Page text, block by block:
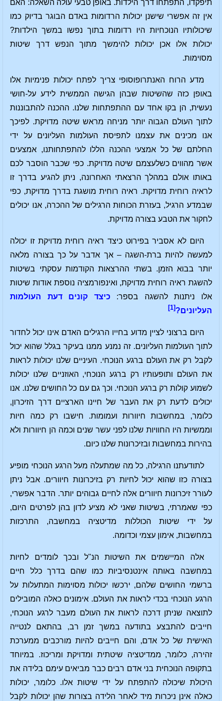
תיפקדו, התפתחו דרך הילדות. באופן טבעי עולה השאלה: האם
אין זה אפשרי שישנן יכולות הרדומות באדם הבוגר בדיוק כמו
שיכולותיו הנוכחיות היו רדומות בתוך נפשו במשך הילדות?
יכולות אלו אכן יכולות להימשך מתוך הנפש דרך שיטות
מסוימות.
מדע הרוח האנתרופוסופי צריך לפתח יכולות פנימיות אלו
באופן כזה שהשיטות שבהן הגישה הממשית לידע על-חושי
נעשית, הן בקו אחד עם ההתפתחות שלנו. ההכנה להתבוננות
לתוך העולם הגבוה יותר מניחה מראש שיטה מדויקת. לפיכך
אנו מכינים את עצמנו לתפיסת העולמות העליונים על ידי
החלתם של כל אמצעי ההכנה הללו להתפתחותנו, אמצעים
אשר מהווים כשלעצמם שיטה מדויקת. כפי שכבר הוסבר לכם
באותו אולם במהלך הרצאתי האחרונה, ניתן להגיע בדרך זו
לראיה רוחית מדויקת. ראיה רוחית מושגת בדרך מדויקת, כפי
שבמדע הרגיל, בעזרת הכוחות הרגילים של ההכרה, אנו יכולים
לחקור את הטבע בצורה מדויקת.
היום לא אסביר בפירוט כיצד ראיה רוחית מדויקת זו יכולה
למעשה להיות ברת-השגה – אך אדבר על כך בצורה מלאה
יותר בבוא הזמן. בשתי ההרצאות הקודמות עסקתי בשיטות
להשגת ראיה רוחית מדויקת, ואינפורמציה נוספת אודות שיטות
אלו ניתנות להשגה בספר: כיצד קונים דעת העולמות
העליונים?[1]
היום ברצוני לציין מדוע בחייו הרגילים האדם אינו יכול לחדור
לתוך העולמות העליונים. זה נמנע ממנו בעיקר בגלל שהוא יכול
לקבל רק את העולם ברגע הנוכחי. העיניים שלנו יכולות לראות
את העולם ותופעותיו רק ברגע הנוכחי, האוזניים שלנו יכולות
לשמוע קולות רק ברגע הנוכחי. וכך גם עם כל החושים שלנו. אנו
יכולים לדעת רק את העבר של חיינו הארציים דרך הזיכרון,
כלומר, במחשבות חיוורות ועמומות. חישבו רק כמה חיות
וממשיות היו החוויות שלנו לפני עשר שנים וכמה הן חיוורות ולא
בהירות במחשבות ובזיכרונות שלנו כיום.
לתודעתנו הרגילה, כל מה שמתעלה מעל הרגע הנוכחי מופיע
בצורה כזו שהוא יכול לחיות רק בזיכרונות חיוורים. אבל ניתן
לעורר זיכרונות חיוורים אלה לחיים גבוהים יותר. הדבר אפשרי,
כפי שאמרתי, בשיטות שאני לא מציע לדון בהן לפרטים היום,
על ידי שיטות הכוללות מדיטציה במחשבה, התרכזות
במחשבות, אימון עצמי וכדומה.
אלה המיישמים את השיטות הנ"ל ובכך לומדים לחיות
במחשבה באותה אינטנסיביות כמו שהם בדרך כלל חיים
ברשמי החושים שלהם, ירכשו יכולות מסוימות המתעלות על
הרגע הנוכחי בכדי לראות את העולם. אימונים כאלה המובילים
לתוצאה שניתן דרכה לראות את העולם מעבר לרגע הנוכחי,
חייבים להתבצע בתודעה במשך זמן רב, בהתאם לנטייה
האישית של כל אדם, והם חייבים להיות מורכבים ממערכת
זהירה, כלומר, ממדיטציה שיטתית ומדויקת ומריכוז. במיוחד
בתקופה הנוכחית בני אדם רבים כבר מביאים עימם בלידה את
היכולת שיכולה להתפתח על ידי שיטות אלו. כלומר, יכולות
כאלה אינן ניכרות מיד לאחר הלידה בצורות שהן יכולות לקבל